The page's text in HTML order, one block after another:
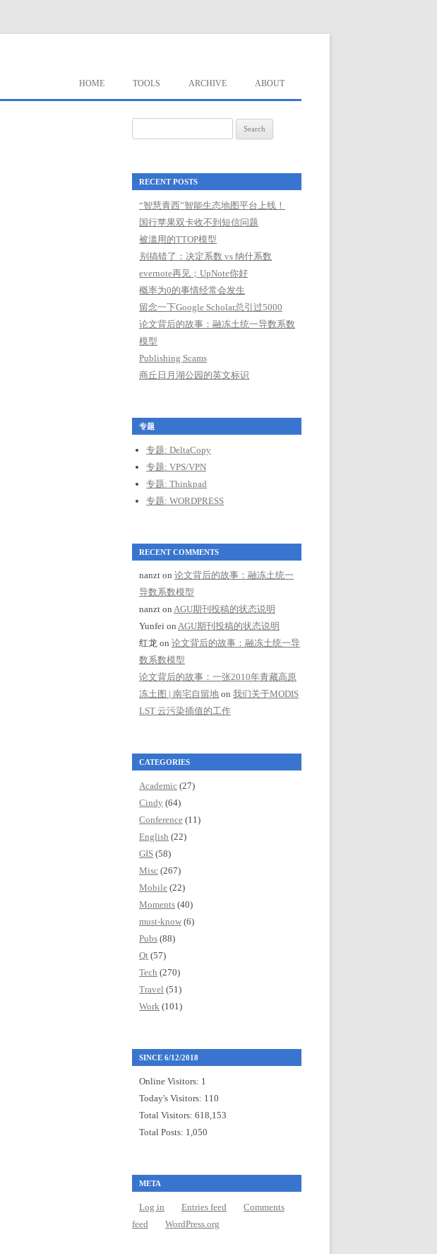
HOME TOOLS ARCHIVE ABOUT
for:
RECENT POSTS
“智慧青西”智能生态地图平台上线！
国行苹果双卡收不到短信问题
被滥用的TTOP模型
别搞错了：决定系数 vs 纳什系数
evernote再见；UpNote你好
概率为0的事情经常会发生
留念一下Google Scholar总引过5000
论文背后的故事：融冻土统一导数系数
模型
Publishing Scams
商丘日月湖公园的英文标识
专题
专题: DeltaCopy
专题: VPS/VPN
专题: Thinkpad
专题: WORDPRESS
RECENT COMMENTS
nanzt on 论文背后的故事：融冻土统一
导数系数模型
nanzt on AGU期刊投稿的状态说明
Yunfei on AGU期刊投稿的状态说明
红龙 on 论文背后的故事：融冻土统一导
数系数模型
论文背后的故事：一张2010年青藏高原
冻土图 | 南宅自留地 on 我们关于MODIS
LST 云污染插值的工作
CATEGORIES
Academic (27)
Cindy (64)
Conference (11)
English (22)
GIS (58)
Misc (267)
Mobile (22)
Moments (40)
must-know (6)
Pubs (88)
Qt (57)
Tech (270)
Travel (51)
Work (101)
SINCE 6/12/2018
Online Visitors: 1
Today's Visitors: 110
Total Visitors: 618,153
Total Posts: 1,050
META
Log in Entries feed
Comments
feed
WordPress.org